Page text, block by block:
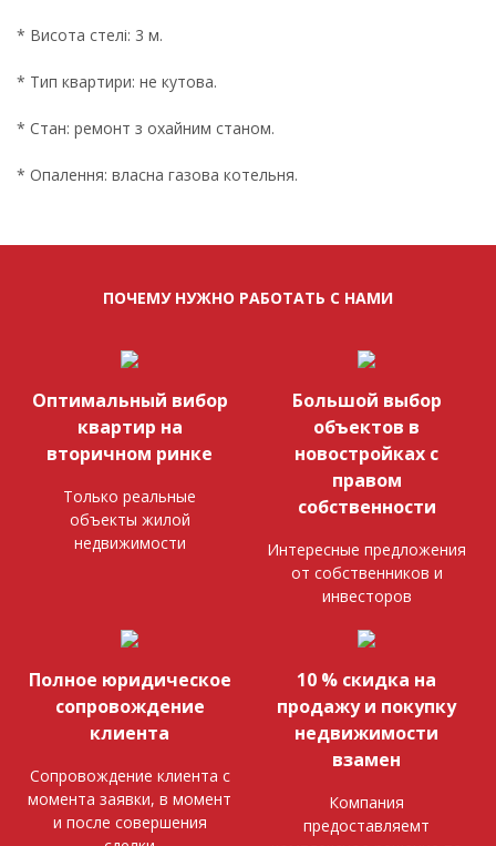
* Висота стелі: 3 м.
* Тип квартири: не кутова.
* Стан: ремонт з охайним станом.
* Опалення: власна газова котельня.
ПОЧЕМУ НУЖНО РАБОТАТЬ С НАМИ
Оптимальный вибор
квартир на
вторичном ринке
Только реальные
объекты жилой
недвижимости
Большой выбор
объектов в
новостройках с
правом
собственности
Интересные предложения
от собственников и
инвесторов
Полное юридическое
сопровождение
клиента
Сопровождение клиента с
момента заявки, в момент
и после совершения
10 % скидка на
продажу и покупку
недвижимости
взамен
Компания
предоставляемт